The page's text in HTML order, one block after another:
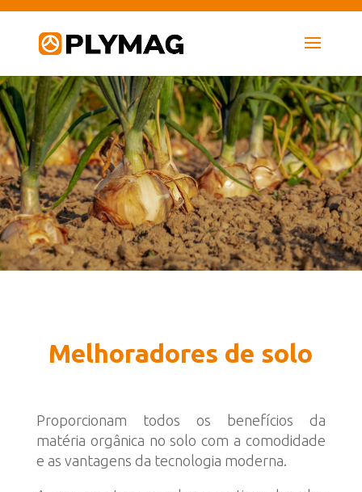
Melhoradores de solo
Proporcionam todos os benefícios da
matéria orgânica no solo com a comodidade
e as vantagens da tecnologia moderna.